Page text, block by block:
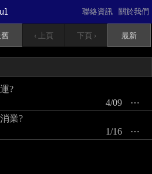
關於我們
聯絡資訊
‹ 上頁 下頁 › 最新
?
⋯
4/09
業?
⋯
1/16